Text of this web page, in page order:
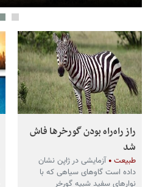
راز راه‌راه بودن گورخرها فاش
شد
طبیعت
آزمایشی در ژاپن نشان
داده است گاوهای سیاهی که با
نوارهای سفید شبیه گورخر